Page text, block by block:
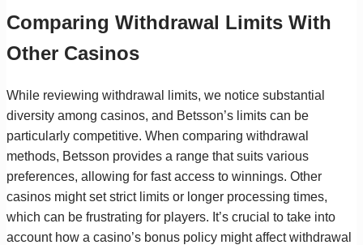
Comparing Withdrawal Limits With
Other Casinos
While reviewing withdrawal limits, we notice substantial
diversity among casinos, and Betsson’s limits can be
particularly competitive. When comparing withdrawal
methods, Betsson provides a range that suits various
preferences, allowing for fast access to winnings. Other
casinos might set strict limits or longer processing times,
which can be frustrating for players. It’s crucial to take into
account how a casino’s bonus policy might affect withdrawal